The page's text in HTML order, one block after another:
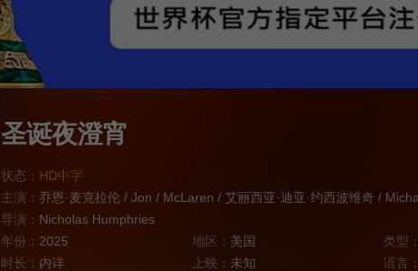
圣诞夜澄宵
状态： HD中字
主演： 乔恩·麦克拉伦 / Jon / McLaren / 艾丽西亚·迪亚·约西波维奇 /
导演： Nicholas Humphries
年份： 2025 地区： 美国 类型：
时长： 内详 上映： 未知 语言：